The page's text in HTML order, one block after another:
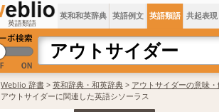
英語類語
英和和英辞典 英語例文 英語類語 共起表現
Weblio 辞書 > 英和辞典・和英辞典 > アウトサイダーの意味
アウトサイダーに関連した英語シソーラス